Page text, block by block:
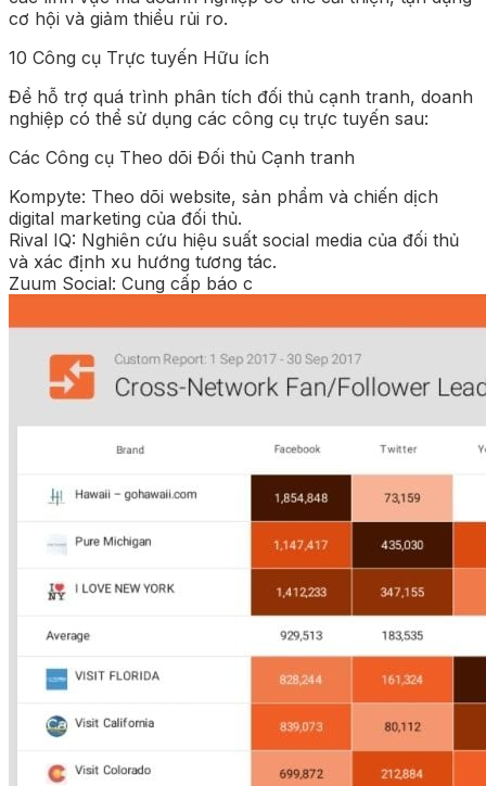
cơ hội và giảm thiểu rủi ro.
10 Công cụ Trực tuyến Hữu ích
Để hỗ trợ quá trình phân tích đối thủ cạnh tranh, doanh
nghiệp có thể sử dụng các công cụ trực tuyến sau:
Các Công cụ Theo dõi Đối thủ Cạnh tranh
Kompyte: Theo dõi website, sản phẩm và chiến dịch
digital marketing của đối thủ.
Rival IQ: Nghiên cứu hiệu suất social media của đối thủ
và xác định xu hướng tương tác.
Zuum Social: Cung cấp báo c